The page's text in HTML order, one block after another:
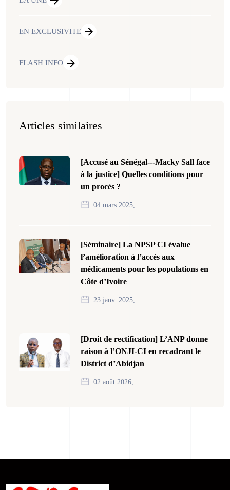
EN EXCLUSIVITE
FLASH INFO
Articles similaires
[Accusé au Sénégal---Macky Sall face
à la justice] Quelles conditions pour
un procès ?
04 mars 2025,
[Séminaire] La NPSP CI évalue
l’amélioration à l’accès aux
médicaments pour les populations en
Côte d’Ivoire
23 janv. 2025,
[Droit de rectification] L’ANP donne
raison à l’ONJI-CI en recadrant le
District d’Abidjan
02 août 2026,